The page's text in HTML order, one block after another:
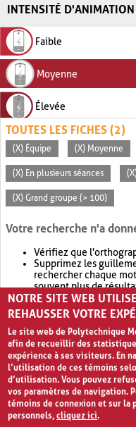
INTENSITÉ D'ANIMATION
Faible
Moyenne
Élevée
TOUTES LES FICHES (2)
(X) Équipe (X) Moyenne
(X) En plusieurs séances
(X) Grand groupe (> 100)
Votre recherche n'a
Vérifiez que
Supprimez les
rechercher chaque
souvent plus de
Envisagez d'élargir
retournera souvent
NOTRE SITE WEB
REHAUSSER VOTRE
Le site web de Polytechnique
afin de recueillir des
expérience à ses visiteurs. En
l’utilisation de ces témoins
d’utilisation. Vous pouvez
vos paramètres de navigation.
témoins de connexion et sur la
personnels,cliquez ici.